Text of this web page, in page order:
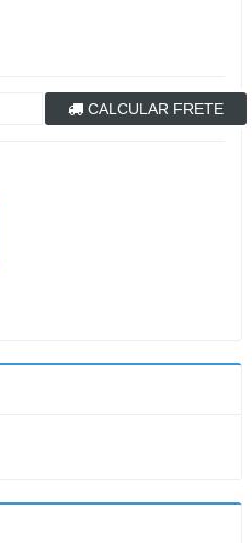
CALCULAR FRETE